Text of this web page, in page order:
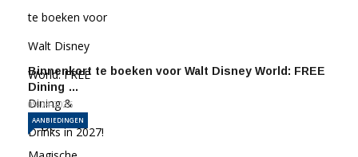
Binnenkort te boeken voor Walt Disney World: FREE
Dining …
09-04-2026
AANBIEDINGEN